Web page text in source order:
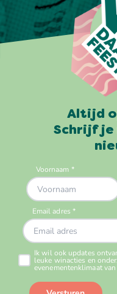
Altijd
Schrijf je